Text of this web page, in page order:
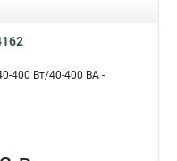
400 Вт/40-400 ВА -